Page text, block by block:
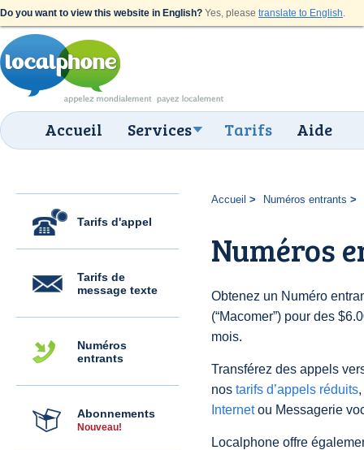
Do you want to view this website in English? Yes, please translate to English.
Accueil Services Tarifs Aide
Tarifs d'appel
Tarifs de
message texte
Numéros
entrants
Abonnements
Nouveau!
Accueil Numéros entrants
Numéros
Obtenez un Numéro
(“Macomer”) pour des
mois.
Transférez des appels
nos tarifs d’appels réduits
Internetou Messagerie
Localphone offre